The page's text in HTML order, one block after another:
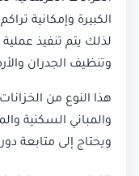
الكبيرة وإمكانية
لذلك يتم تنفيذ
وتنظيف الجدران
هذا النوع من
والمباني السكنية
ويحتاج إلى متابعة